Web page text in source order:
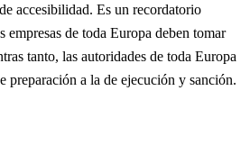
accesibilidad. Es un recordatorio
empresas de toda Europa deben tomar
tanto, las autoridades de toda Europa
preparación a la de ejecución y sanción.